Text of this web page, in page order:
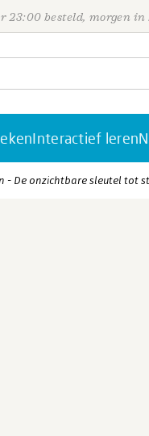
23:00 besteld, morgen in
Interactief leren
- De onzichtbare sleutel tot